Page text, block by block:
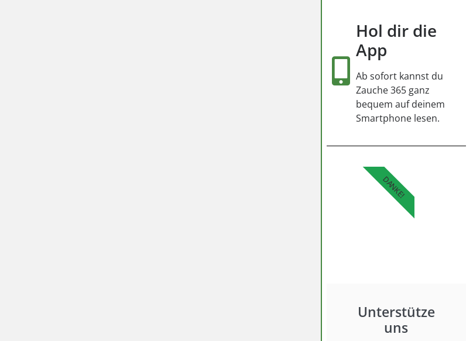
Hol dir die
App
Ab sofort kannst du
Zauche 365 ganz
bequem auf deinem
Smartphone lesen.
Unterstütze
uns
DANKE!